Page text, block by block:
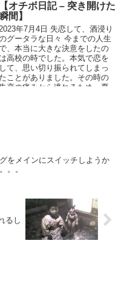
【オチボ日記 – 突き開けた
間】
年7月4日 失恋して、酒浸り
グータラな日々 今までの人生
、本当に大きな決意をしたの
は高校の時でした。本気で恋を
して、思い切り振られてしまっ
たことがありました。その時の
失恋の痛みから逃れるため、夏
をメインにスイッチしようか
。。
るし